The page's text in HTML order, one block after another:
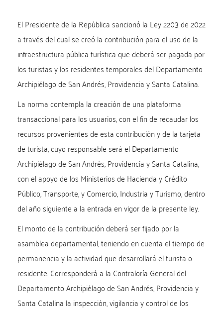
El Presidente de la República sancionó la Ley 2203 de 2022
a través del cual se creó la contribución para el uso de la
infraestructura pública turística que deberá ser pagada por
los turistas y los residentes temporales del Departamento
Archipiélago de San Andrés, Providencia y Santa Catalina.
La norma contempla la creación de una plataforma
transaccional para los usuarios, con el fin de recaudar los
recursos provenientes de esta contribución y de la tarjeta
de turista, cuyo responsable será el Departamento
Archipiélago de San Andrés, Providencia y Santa Catalina,
con el apoyo de los Ministerios de Hacienda y Crédito
Público, Transporte, y Comercio, Industria y Turismo, dentro
del año siguiente a la entrada en vigor de la presente ley.
El monto de la contribución deberá ser fijado por la
asamblea departamental, teniendo en cuenta el tiempo de
permanencia y la actividad que desarrollará el turista o
residente. Corresponderá a la Contraloría General del
Departamento Archipiélago de San Andrés, Providencia y
Santa Catalina la inspección, vigilancia y control de los